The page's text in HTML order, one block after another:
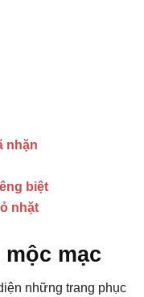
nhặn
biệt
nhặt
mạc
những trang phục